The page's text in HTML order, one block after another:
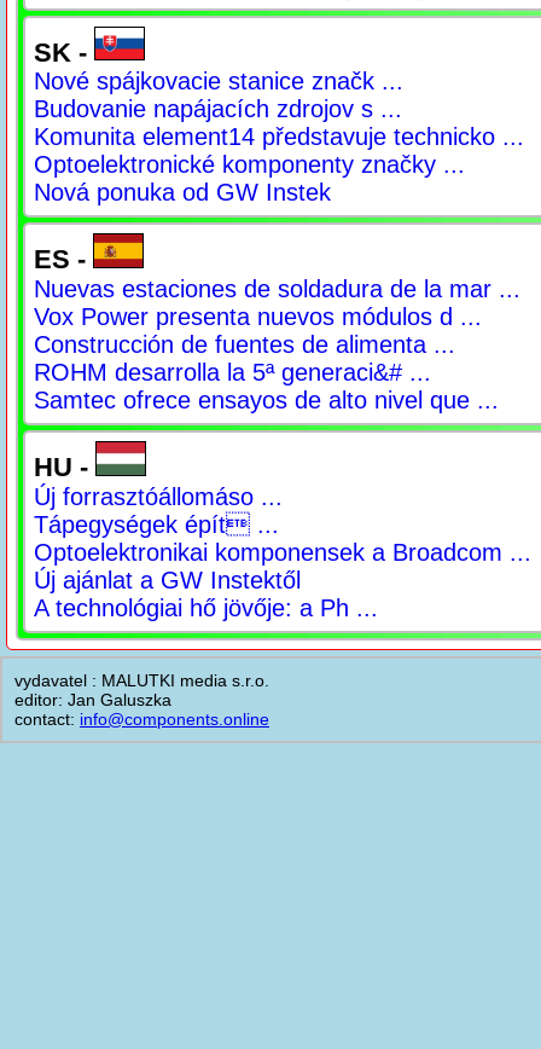
SK -
Nové spájkovacie stanice značk ...
Budovanie napájacích zdrojov s ...
Komunita element14 představuje technicko ...
Optoelektronické komponenty značky ...
Nová ponuka od GW Instek
ES -
Nuevas estaciones de soldadura de la mar ...
Vox Power presenta nuevos módulos d ...
Construcción de fuentes de alimenta ...
ROHM desarrolla la 5ª generaci&# ...
Samtec ofrece ensayos de alto nivel que ...
HU -
Új forrasztóállomáso ...
Tápegységek épít ...
Optoelektronikai komponensek a Broadcom ...
Új ajánlat a GW Instektől
A technológiai hő jövője: a Ph ...
vydavatel : MALUTKI media s.r.o.
editor: Jan Galuszka
contact: info@components.online